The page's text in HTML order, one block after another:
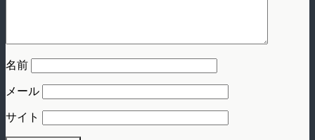
名前
メール
サイト